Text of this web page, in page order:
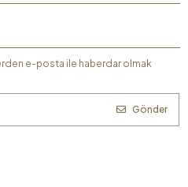
e-posta ile haberdar olmak
Gönder